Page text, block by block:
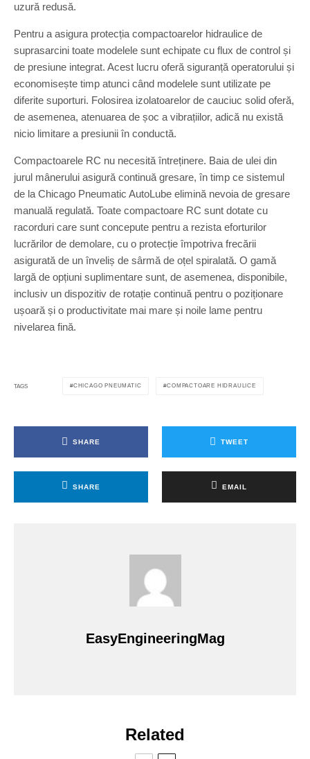
uzură redusă.
Pentru a asigura protecția compactoarelor hidraulice de
suprasarcini toate modelele sunt echipate cu flux de control și
de presiune integrat. Acest lucru oferă siguranță operatorului și
economisește timp atunci când modelele sunt utilizate pe
diferite suporturi. Folosirea izolatoarelor de cauciuc solid oferă,
de asemenea, atenuarea de șoc a vibrațiilor, adică nu există
nicio limitare a presiunii în conductă.
Compactoarele RC nu necesită întreținere. Baia de ulei din
jurul mânerului asigură continuă gresare, în timp ce sistemul
de la Chicago Pneumatic AutoLube elimină nevoia de gresare
manuală regulată. Toate compactoare RC sunt dotate cu
racorduri care sunt concepute pentru a rezista eforturilor
lucrărilor de demolare, cu o protecție împotriva frecării
asigurată de un înveliș de sârmă de oțel spiralată. O gamă
largă de opțiuni suplimentare sunt, de asemenea, disponibile,
inclusiv un dispozitiv de rotație continuă pentru o poziționare
ușoară și o productivitate mai mare și noile lame pentru
nivelarea fină.
TAGS CHICAGO PNEUMATIC COMPACTOARE HIDRAULICE
SHARE TWEET
SHARE EMAIL
EasyEngineeringMag
Related